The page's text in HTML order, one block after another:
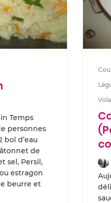
Temps
personnes
bol d’eau
de
sel, Persil,
estragon
beurre et